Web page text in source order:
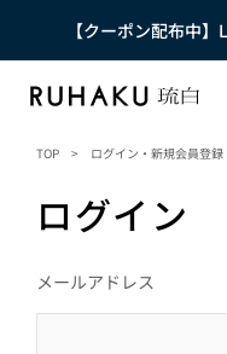
【クーポン配布中
TOP > ログイン・新規会員登録
ログイン
メールアドレス